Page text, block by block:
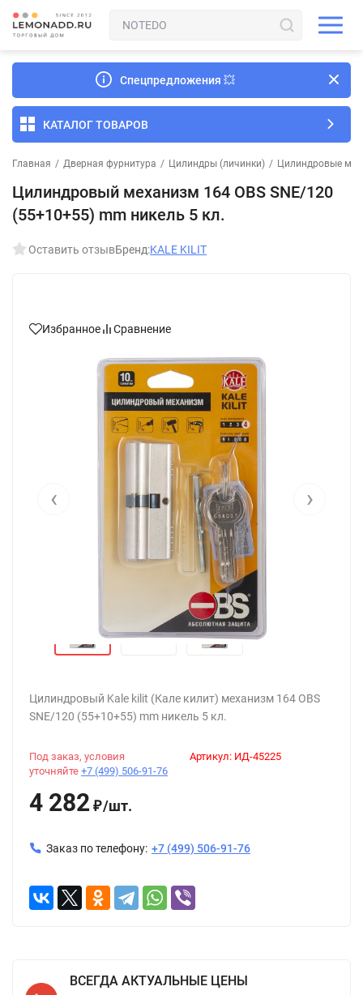
Спецпредложения 💥
КАТАЛОГ ТОВАРОВ
Главная / Дверная фурнитура / Цилиндры (личинки) / Цилиндровые
Цилиндровый механизм 164 OBS SNE/120
(55+10+55) mm никель 5 кл.
Оставить отзывБренд:KALE KILIT
Избранное Сравнение
‹ ›
Цилиндровый Kale kilit (Кале килит) механизм 164 OBS
SNE/120 (55+10+55) mm никель 5 кл.
Артикул: ИД-45225
Под заказ, условия
уточняйте +7 (499) 506-91-76
4 282 ₽/шт.
Заказ по телефону: +7 (499) 506-91-76
ВСЕГДА АКТУАЛЬНЫЕ ЦЕНЫ